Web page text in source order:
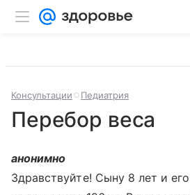
Консультации Педиатрия
Перебор веса
анонимно
Здравствуйте! Сыну 8 лет и